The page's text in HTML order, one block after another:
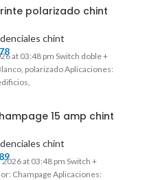
polarizado chint
chint
at 03:48 pm Switch doble +
polarizado Aplicaciones:
15 amp chint
chint
at 03:48 pm Switch +
Champage Aplicaciones: